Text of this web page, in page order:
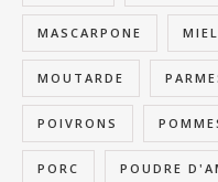
MASCARPONE MIEL
MOUTARDE
POIVRONS
PORC POUDRE